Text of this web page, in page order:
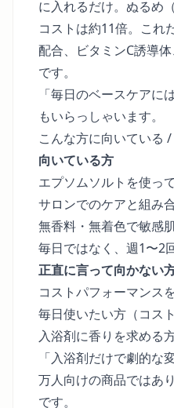
に入れるだけ。ぬるめ
コストは約11倍。これ
配合、ビタミンC誘導
です。
「毎日のベースケア
もいらっしゃいます。
こんな方に向いている
向いている方
エプソムソルトを使っ
サロンでのケアと組み
無香料・無着色で敏感
毎日ではなく、週1〜2
正直に言って向かない
コストパフォーマンス
毎日使いたい方（コス
入浴剤に香りを求める
「入浴剤だけで劇的な
万人向けの商品ではあ
です。